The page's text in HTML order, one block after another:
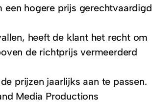
hogere prijs gerechtvaardigd
heeft de klant het recht om
de richtprijs vermeerderd
prijzen jaarlijks aan te passen.
Media Productions